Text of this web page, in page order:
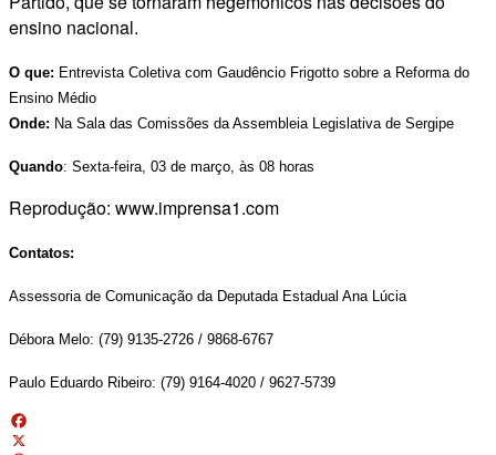
ensino nacional.
O que: Entrevista Coletiva com Gaudêncio Frigotto sobre a Reforma do
Ensino Médio
Onde: Na Sala das Comissões da Assembleia Legislativa de Sergipe
Quando: Sexta-feira, 03 de março, às 08 horas
Reprodução: www.imprensa1.com
Contatos:
Assessoria de Comunicação da Deputada Estadual Ana Lúcia
Débora Melo: (79) 9135-2726 / 9868-6767
Paulo Eduardo Ribeiro: (79) 9164-4020 / 9627-5739
Facebook